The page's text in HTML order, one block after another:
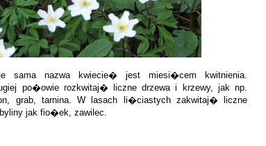
sama nazwa kwiecie� jest miesi�cem kwitnienia.
po�owie rozkwitaj� liczne drzewa i krzewy, jak np.
grab, tarnina. W lasach li�ciastych zakwitaj� liczne
jak fio�ek, zawilec.